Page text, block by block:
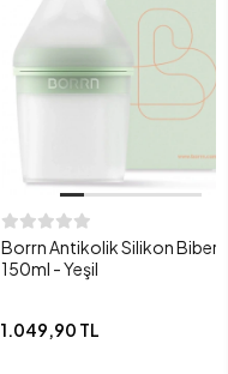
Borrn Antikolik Silikon
150ml - Yeşil
1.049,90 TL